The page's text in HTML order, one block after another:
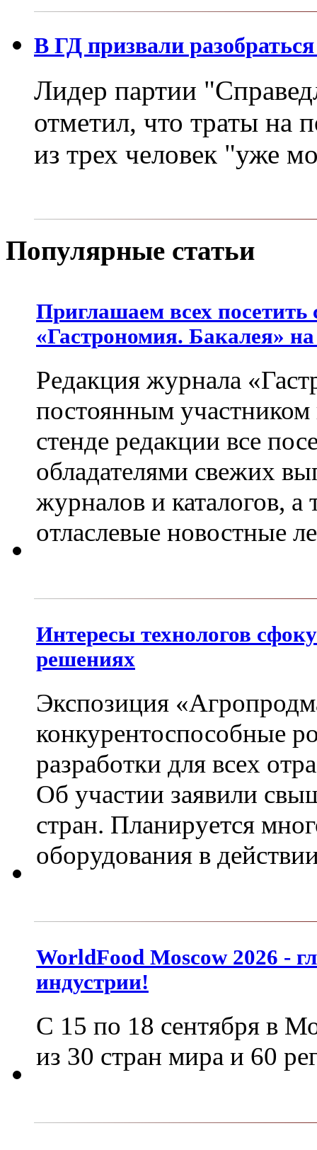
В ГД призвали
Лидер партии
отметил, что траты на
из трех человек "уже
Популярные статьи
Приглашаем всех
«Гастрономия. Бакалея»
Редакция журнала
постоянным
стенде редакции все
обладателями свежих
журналов и каталогов,
отласлевые новостные
Интересы технологов
решениях
Экспозиция
конкурентоспособные
разработки для всех
Об участии заявили
стран. Планируется
оборудования в
WorldFood Moscow 2026 -
индустрии!
С 15 по 18 сентября в
из 30 стран мира и 60